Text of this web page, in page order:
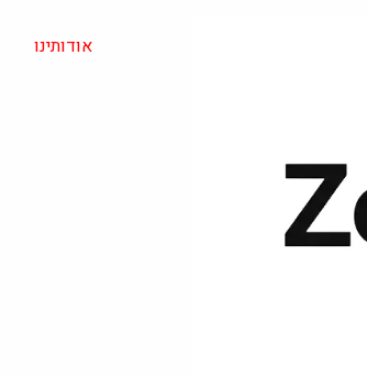
אודותינו